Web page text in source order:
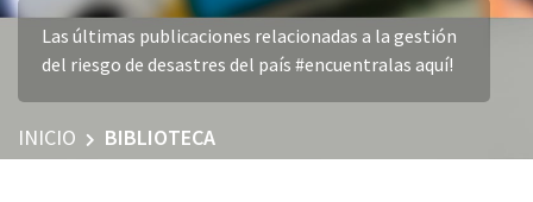
Las últimas publicaciones relacionadas a la gestión
del riesgo de desastres del país #encuentralas aquí!
INICIO BIBLIOTECA